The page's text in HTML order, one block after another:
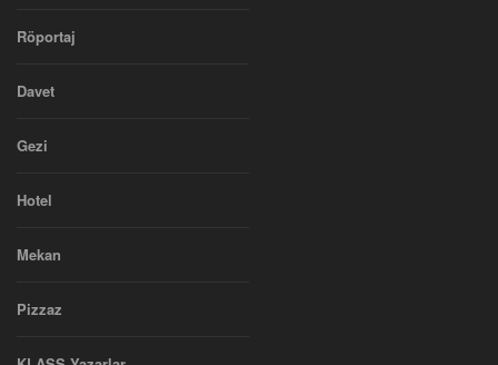
Röportaj
Davet
Gezi
Hotel
Mekan
Pizzaz